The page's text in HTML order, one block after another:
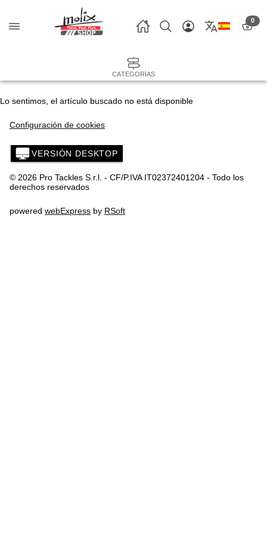
0
CATEGORÍAS
Lo sentimos, el artículo buscado no está disponible
Configuración de cookies
VERSIÓN DESKTOP
© 2026 Pro Tackles S.r.l. - CF/P.IVA IT02372401204 - Todo los
derechos reservados
powered webExpress by RSoft